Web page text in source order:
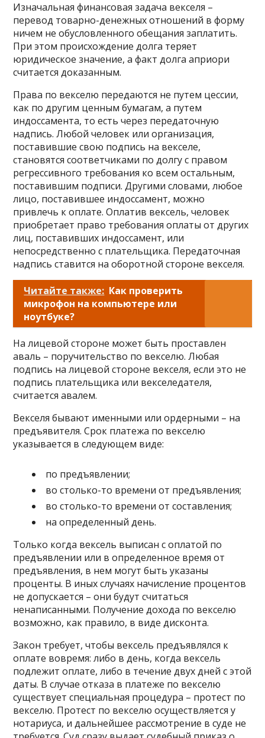
Изначальная финансовая задача векселя –
перевод товарно-денежных отношений в форму
ничем не обусловленного обещания заплатить.
При этом происхождение долга теряет
юридическое значение, а факт долга априори
считается доказанным.
Права по векселю передаются не путем цессии,
как по другим ценным бумагам, а путем
индоссамента, то есть через передаточную
надпись. Любой человек или организация,
поставившие свою подпись на векселе,
становятся соответчиками по долгу с правом
регрессивного требования ко всем остальным,
поставившим подписи. Другими словами, любое
лицо, поставившее индоссамент, можно
привлечь к оплате. Оплатив вексель, человек
приобретает право требования оплаты от других
лиц, поставивших индоссамент, или
непосредственно с плательщика. Передаточная
надпись ставится на оборотной стороне векселя.
Читайте также: Как проверить
микрофон на компьютере или
ноутбуке?
На лицевой стороне может быть проставлен
аваль – поручительство по векселю. Любая
подпись на лицевой стороне векселя, если это не
подпись плательщика или векселедателя,
считается авалем.
Векселя бывают именными или ордерными – на
предъявителя. Срок платежа по векселю
указывается в следующем виде:
по предъявлении;
во столько-то времени от предъявления;
во столько-то времени от составления;
на определенный день.
Только когда вексель выписан с оплатой по
предъявлении или в определенное время от
предъявления, в нем могут быть указаны
проценты. В иных случаях начисление процентов
не допускается – они будут считаться
ненаписанными. Получение дохода по векселю
возможно, как правило, в виде дисконта.
Закон требует, чтобы вексель предъявлялся к
оплате вовремя: либо в день, когда вексель
подлежит оплате, либо в течение двух дней с этой
даты. В случае отказа в платеже по векселю
существует специальная процедура – протест по
векселю. Протест по векселю осуществляется у
нотариуса, и дальнейшее рассмотрение в суде не